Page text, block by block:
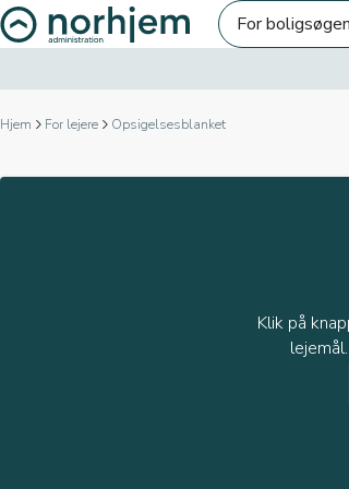
For
Opsigelsesblanket
Hjem For lejere Opsigelsesblanket
Klik på